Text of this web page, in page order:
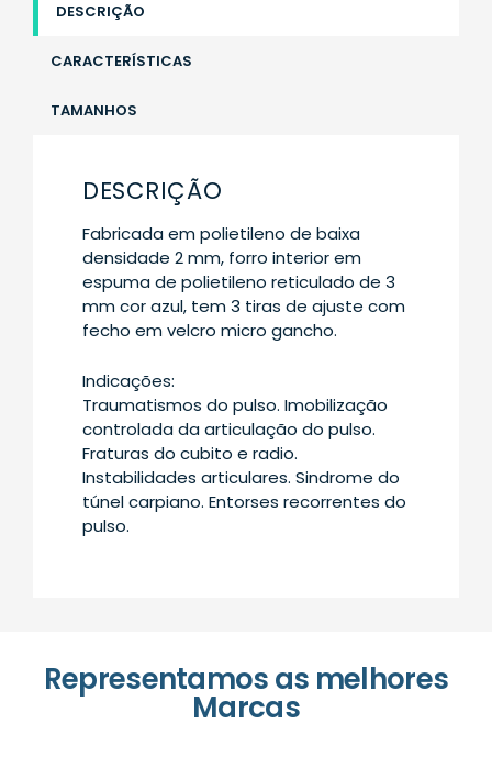
DESCRIÇÃO
CARACTERÍSTICAS
TAMANHOS
DESCRIÇÃO
Fabricada em polietileno de baixa
densidade 2 mm, forro interior em
espuma de polietileno reticulado de 3
mm cor azul, tem 3 tiras de ajuste com
fecho em velcro micro gancho.
Indicações:
Traumatismos do pulso. Imobilização
controlada da articulação do pulso.
Fraturas do cubito e radio.
Instabilidades articulares. Sindrome do
túnel carpiano. Entorses recorrentes do
pulso.
Representamos as melhores
Marcas